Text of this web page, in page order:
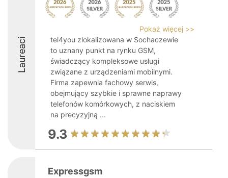
Laureaci
Pokaż więcej >>
tel4you zlokalizowana w Sochaczewie
to uznany punkt na rynku GSM,
świadczący kompleksowe usługi
związane z urządzeniami mobilnymi.
Firma zapewnia fachowy serwis,
obejmujący szybkie i sprawne naprawy
telefonów komórkowych, z naciskiem
na precyzyjną ...
9.3
Expressgsm